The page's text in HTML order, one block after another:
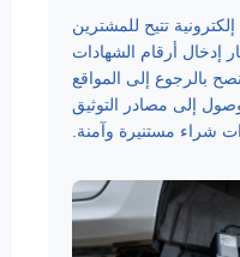
تتيح للمشترين
إدخال أرقام الشهادات
بالرجوع إلى المواقع
إلى مصادر التوثيق
شراء مستنيرة وآمنة.